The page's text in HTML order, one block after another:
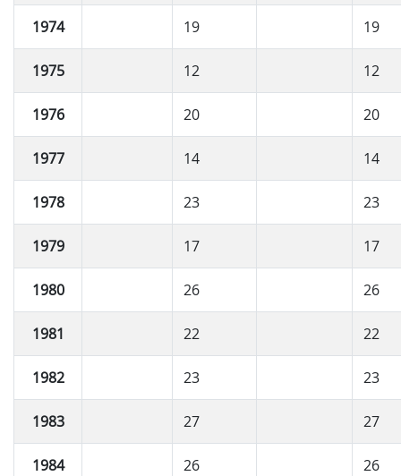
1974 19 19
1975 12 12
1976 20 20
1977 14 14
1978 23 23
1979 17 17
1980 26 26
1981 22 22
1982 23 23
1983 27 27
1984 26 26